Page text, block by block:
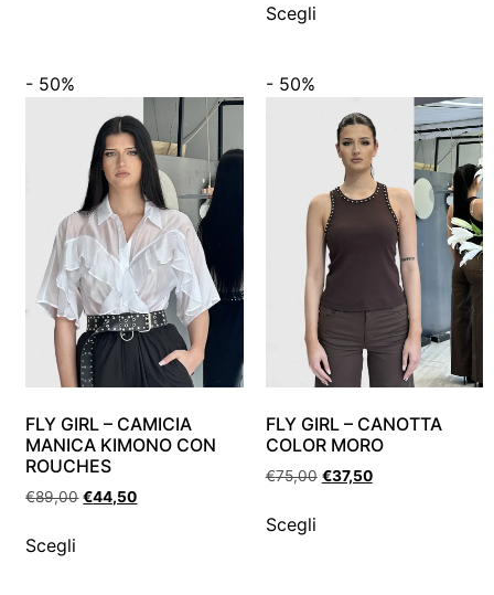
Scegli
- 50%
FLY GIRL – CAMICIA
MANICA KIMONO CON
ROUCHES
€89,00 €44,50
Scegli
- 50%
FLY GIRL – CANOTTA
COLOR MORO
€75,00 €37,50
Scegli